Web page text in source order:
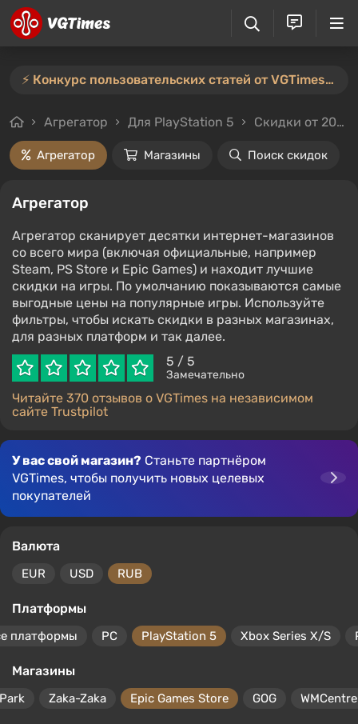
⚡️ Конкурс пользовательских статей от VGTimes продлён — участвуйте тут ⚡️
Агрегатор Для PlayStation 5 Скидки от 20%
Агрегатор Магазины Поиск скидок
Агрегатор
Агрегатор сканирует десятки интернет-магазинов
со всего мира (включая официальные, например
Steam, PS Store и Epic Games) и находит лучшие
скидки на игры. По умолчанию показываются самые
выгодные цены на популярные игры. Используйте
фильтры, чтобы искать скидки в разных магазинах,
для разных платформ и так далее.
5 / 5
Замечательно
Читайте 370 отзывов о VGTimes на независимом
сайте Trustpilot
У вас свой магазин? Станьте партнёром
VGTimes, чтобы получить новых целевых
покупателей
Валюта
EUR USD RUB
Платформы
платформы PC PlayStation 5 Xbox Series X/S
Магазины
Zaka-Zaka Epic Games Store GOG WMCentre